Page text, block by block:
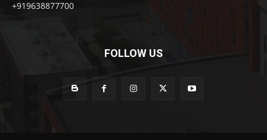
+919638877700
FOLLOW US